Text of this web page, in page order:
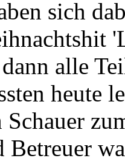
sich
alle
heute
Schauer